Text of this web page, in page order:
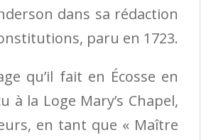
dans sa rédaction
paru en 1723.
qu’il fait en Écosse en
à la Loge Mary’s Chapel,
en tant que « Maître